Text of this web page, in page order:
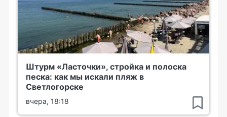
Штурм «Ласточки», стройка и полоска
песка: как мы искали пляж в
Светлогорске
вчера, 18:18